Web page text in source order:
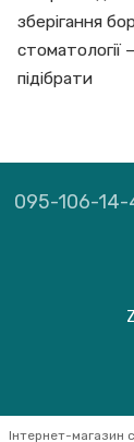
зберігання
стоматології
підібрати
095-106-
Інтернет-магазин